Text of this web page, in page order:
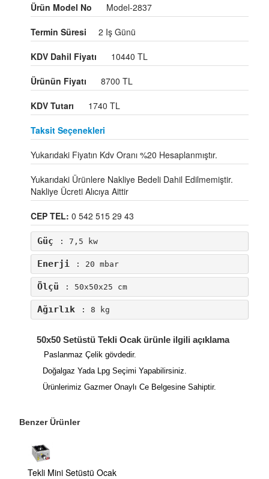
Ürün Model No Model-2837
Termin Süresi 2 Iş Günü
KDV Dahil Fiyatı 10440 TL
Ürünün Fiyatı 8700 TL
KDV Tutarı 1740 TL
Taksit Seçenekleri
Yukarıdaki Fiyatın Kdv Oranı %20 Hesaplanmıştır.
Yukarıdaki Ürünlere Nakliye Bedeli Dahil Edilmemiştir.
Nakliye Ücreti Alıcıya Aittir
CEP TEL: 0 542 515 29 43
Güç : 7,5 kw
Enerji : 20 mbar
Ölçü : 50x50x25 cm
Ağırlık : 8 kg
50x50 Setüstü Tekli Ocak ürünle ilgili açıklama
Paslanmaz Çelik gövdedir.
Doğalgaz Yada Lpg Seçimi Yapabilirsiniz.
Ürünlerimiz Gazmer Onaylı Ce Belgesine Sahiptir.
Benzer Ürünler
Tekli Mini Setüstü Ocak